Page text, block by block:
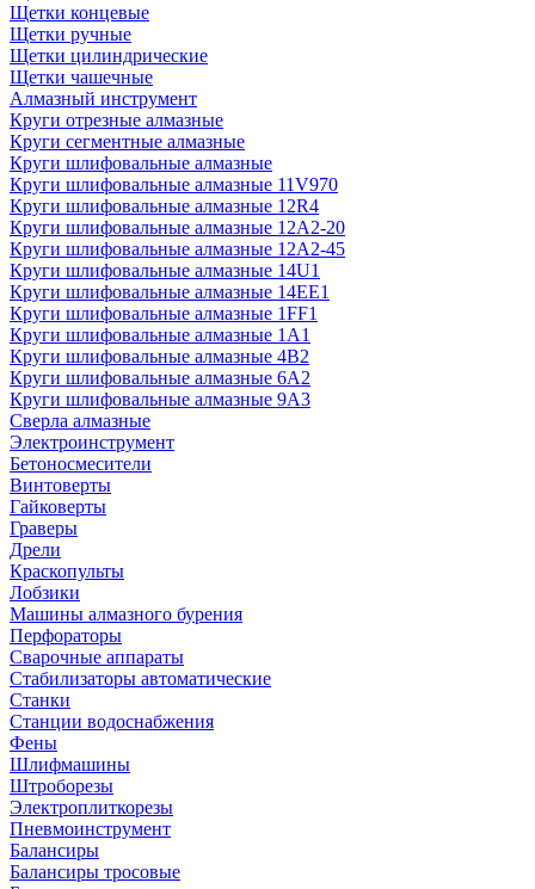
Щетки концевые
Щетки ручные
Щетки цилиндрические
Щетки чашечные
Алмазный инструмент
Круги отрезные алмазные
Круги сегментные алмазные
Круги шлифовальные алмазные
Круги шлифовальные алмазные 11V970
Круги шлифовальные алмазные 12R4
Круги шлифовальные алмазные 12А2-20
Круги шлифовальные алмазные 12А2-45
Круги шлифовальные алмазные 14U1
Круги шлифовальные алмазные 14ЕЕ1
Круги шлифовальные алмазные 1FF1
Круги шлифовальные алмазные 1А1
Круги шлифовальные алмазные 4В2
Круги шлифовальные алмазные 6A2
Круги шлифовальные алмазные 9А3
Сверла алмазные
Электроинструмент
Бетоносмесители
Винтоверты
Гайковерты
Граверы
Дрели
Краскопульты
Лобзики
Машины алмазного бурения
Перфораторы
Сварочные аппараты
Стабилизаторы автоматические
Станки
Станции водоснабжения
Фены
Шлифмашины
Штроборезы
Электроплиткорезы
Пневмоинструмент
Балансиры
Балансиры тросовые